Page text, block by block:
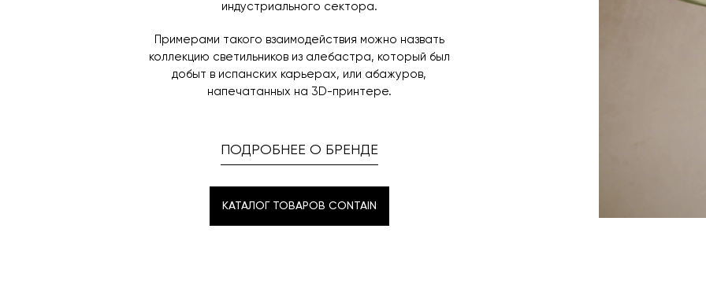
индустриального сектора.
Примерами такого взаимодействия можно назвать
коллекцию светильников из алебастра, который был
добыт в испанских карьерах, или абажуров,
напечатанных на 3D-принтере.
ПОДРОБНЕЕ О БРЕНДЕ
КАТАЛОГ ТОВАРОВ CONTAIN